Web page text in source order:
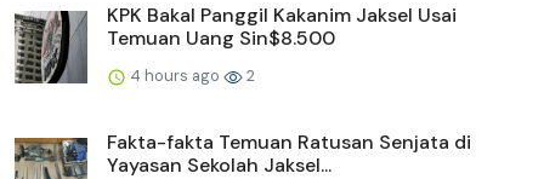
KPK Bakal Panggil Kakanim Jaksel Usai
Temuan Uang Sin$8.500
4 hours ago 2
Fakta-fakta Temuan Ratusan Senjata di
Yayasan Sekolah Jaksel...